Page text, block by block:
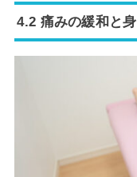
4.2 痛みの緩和と